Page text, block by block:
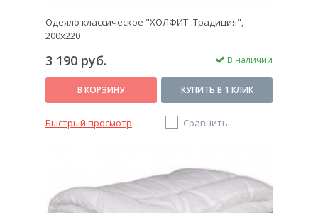
Одеяло классическое "ХОЛФИТ- Традиция",
200х220
3 190 руб. В наличии
В КОРЗИНУ КУПИТЬ В 1 КЛИК
Быстрый просмотр Сравнить